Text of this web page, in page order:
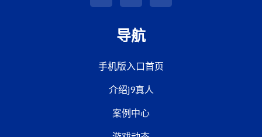
导航
手机版入口首页
介绍j9真人
案例中心